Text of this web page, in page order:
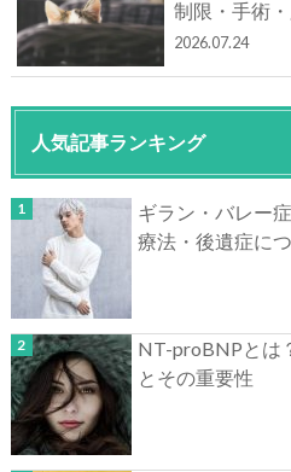
制限・手術
2026.07.24
人気記事ランキング
ギラン・バレー
療法・後遺症に
NT-proBNPとは
とその重要性